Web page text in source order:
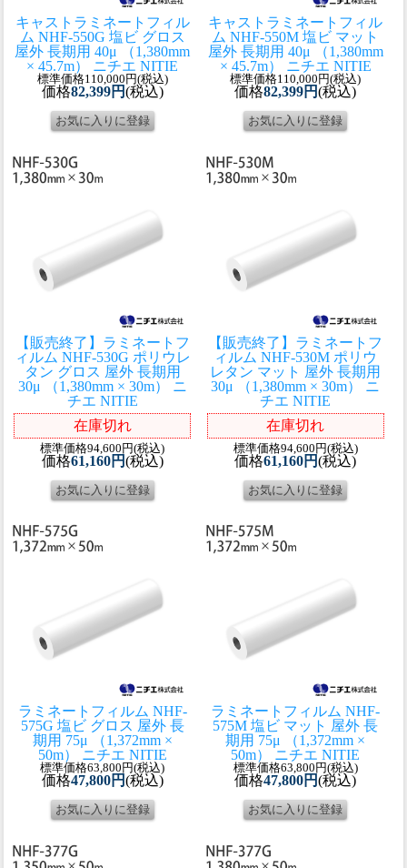
キャストラミネートフィル
ム NHF-550G 塩ビ グロス
屋外 長期用 40μ （1,380mm
× 45.7m） ニチエ NITIE
標準価格110,000円(税込)
価格82,399円(税込)
キャストラミネートフィル
ム NHF-550M 塩ビ マット
屋外 長期用 40μ （1,380mm
× 45.7m） ニチエ NITIE
標準価格110,000円(税込)
価格82,399円(税込)
【販売終了】ラミネートフ
ィルム NHF-530G ポリウレ
タン グロス 屋外 長期用
30μ （1,380mm × 30m） ニ
チエ NITIE
在庫切れ
標準価格94,600円(税込)
価格61,160円(税込)
【販売終了】ラミネートフ
ィルム NHF-530M ポリウ
レタン マット 屋外 長期用
30μ （1,380mm × 30m） ニ
チエ NITIE
在庫切れ
標準価格94,600円(税込)
価格61,160円(税込)
ラミネートフィルム NHF-
575G 塩ビ グロス 屋外 長
期用 75μ （1,372mm ×
50m） ニチエ NITIE
標準価格63,800円(税込)
価格47,800円(税込)
ラミネートフィルム NHF-
575M 塩ビ マット 屋外 長
期用 75μ （1,372mm ×
50m） ニチエ NITIE
標準価格63,800円(税込)
価格47,800円(税込)